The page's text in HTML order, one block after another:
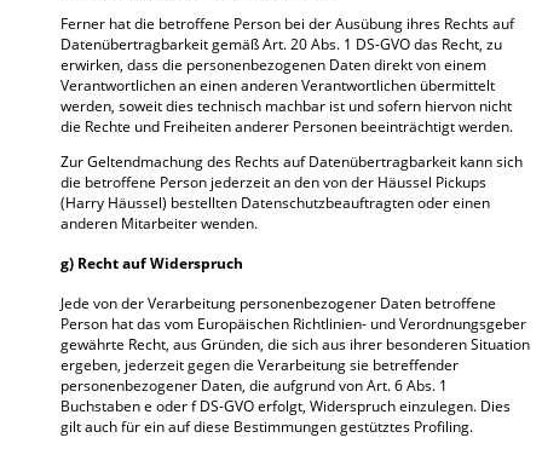
Ferner hat die betroffene Person bei der Ausübung ihres Rechts auf
Datenübertragbarkeit gemäß Art. 20 Abs. 1 DS-GVO das Recht, zu
erwirken, dass die personenbezogenen Daten direkt von einem
Verantwortlichen an einen anderen Verantwortlichen übermittelt
werden, soweit dies technisch machbar ist und sofern hiervon nicht
die Rechte und Freiheiten anderer Personen beeinträchtigt werden.
Zur Geltendmachung des Rechts auf Datenübertragbarkeit kann sich
die betroffene Person jederzeit an den von der Häussel Pickups
(Harry Häussel) bestellten Datenschutzbeauftragten oder einen
anderen Mitarbeiter wenden.
g) Recht auf Widerspruch
Jede von der Verarbeitung personenbezogener Daten betroffene
Person hat das vom Europäischen Richtlinien- und Verordnungsgeber
gewährte Recht, aus Gründen, die sich aus ihrer besonderen Situation
ergeben, jederzeit gegen die Verarbeitung sie betreffender
personenbezogener Daten, die aufgrund von Art. 6 Abs. 1
Buchstaben e oder f DS-GVO erfolgt, Widerspruch einzulegen. Dies
gilt auch für ein auf diese Bestimmungen gestütztes Profiling.